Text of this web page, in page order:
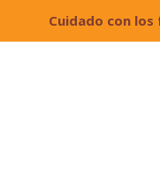
Cuidado con los